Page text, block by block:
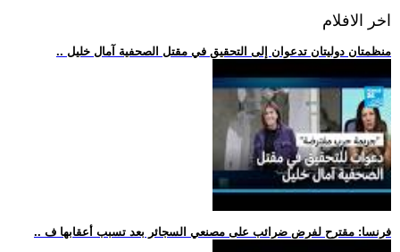
اخر الافلام
.. منظمتان دوليتان تدعوان إلى التحقيق في مقتل الصحفية آمال خليل
.. فرنسا: مقترح لفرض ضرائب على مصنعي السجائر بعد تسبب أعقابها ف